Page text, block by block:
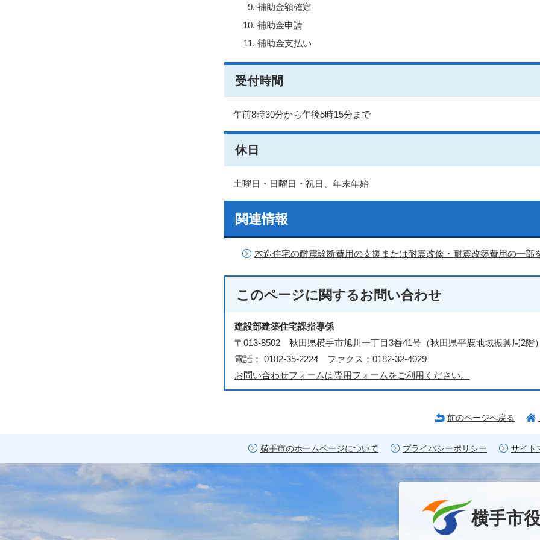
補助金額確定
補助金申請
補助金支払い
受付時間
午前8時30分から午後5時15分まで
休日
土曜日・日曜日・祝日、年末年始
関連情報
木造住宅の耐震診断費用の支援または耐震改修・耐震改築費用の一部
このページに関するお問い合わせ
建設部建築住宅課指導係
〒013-8502 秋田県横手市旭川一丁目3番41号（秋田県平鹿地域振興局2階）
電話： 0182-35-2224 ファクス：0182-32-4029
お問い合わせフォームは専用フォームをご利用ください。
前のページへ戻る
横手市のホームページについて プライバシーポリシー サイト
横手市